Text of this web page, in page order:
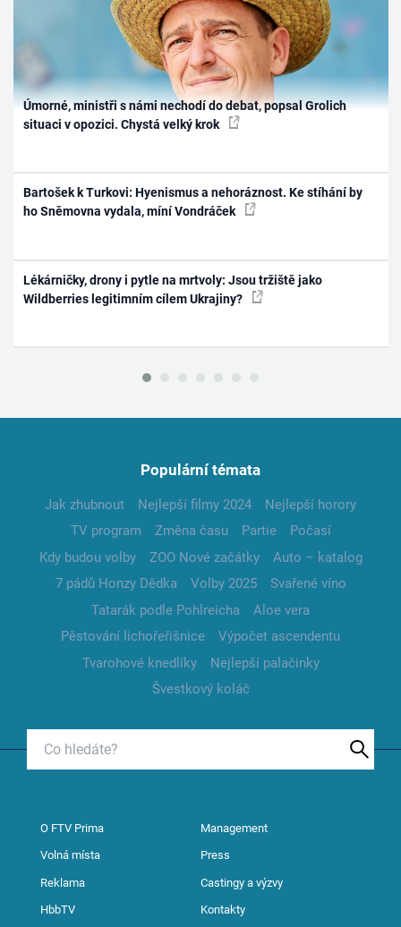
Úmorné, ministři s námi nechodí do debat, popsal Grolich
situaci v opozici. Chystá velký krok
Bartošek k Turkovi: Hyenismus a nehoráznost. Ke stíhání by
ho Sněmovna vydala, míní Vondráček
Lékárničky, drony i pytle na mrtvoly: Jsou tržiště jako
Wildberries legitimním cílem Ukrajiny?
Populární témata
Jak zhubnout Nejlepší filmy 2024
Nejlepší horory
TV program
Změna času Partie
Počasí
Kdy budou volby
ZOO Nové začátky
Auto – katalog
7 pádů Honzy Dědka
Volby 2025
Svařené víno
Tatarák podle Pohlreicha
Aloe vera
Pěstování lichořeřišnice
Výpočet ascendentu
Tvarohové knedlíky
Nejlepší palačinky
Švestkový koláč
O FTV Prima Management
Volná místa Press
Reklama Castingy a výzvy
HbbTV Kontakty